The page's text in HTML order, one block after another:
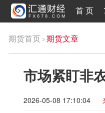
首 页
期货首页 期货文章
市场紧盯非
2026-05-08 17:10:04